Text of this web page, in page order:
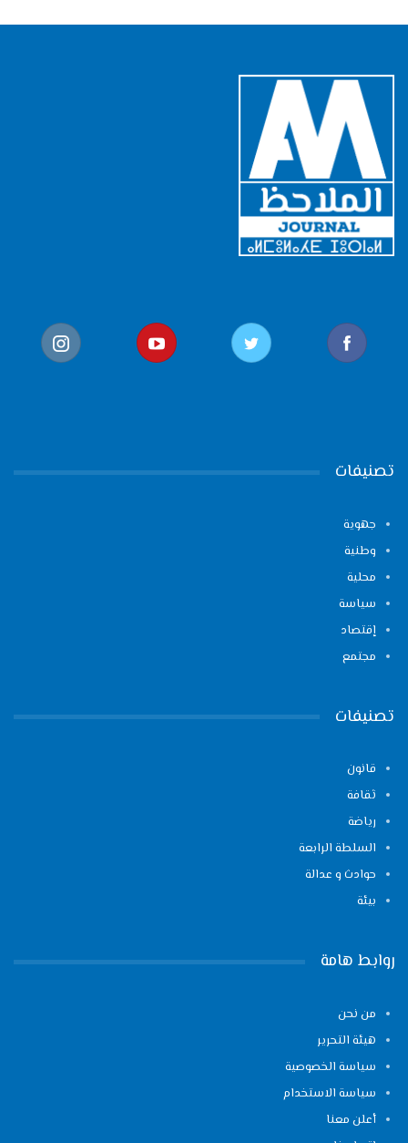
تصنيفات
جهوية
وطنية
محلية
سياسة
إقتصاد
مجتمع
تصنيفات
قانون
ثقافة
رياضة
السلطة الرابعة
حوادث و عدالة
بيئة
روابط هامة
من نحن
هيئة التحرير
سياسة الخصوصية
سياسة الاستخدام
أعلن معنا